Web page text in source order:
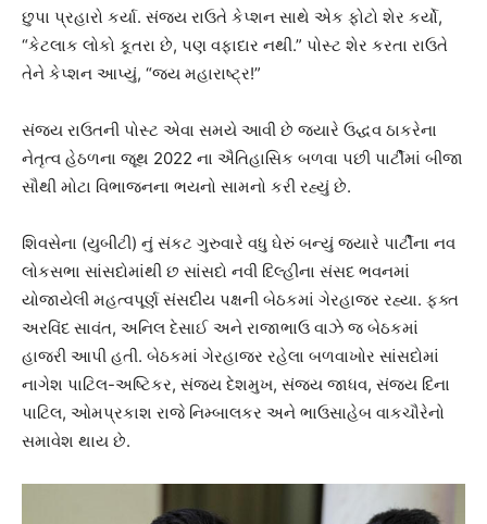
છુપા પ્રહારો કર્યા. સંજય રાઉતે કેપ્શન સાથે એક ફોટો શેર કર્યો,
“કેટલાક લોકો કૂતરા છે, પણ વફાદાર નથી.” પોસ્ટ શેર કરતા રાઉતે
તેને કેપ્શન આપ્યું, “જય મહારાષ્ટ્ર!”
સંજય રાઉતની પોસ્ટ એવા સમયે આવી છે જ્યારે ઉદ્ધવ ઠાકરેના
નેતૃત્વ હેઠળના જૂથ 2022 ના ઐતિહાસિક બળવા પછી પાર્ટીમાં બીજા
સૌથી મોટા વિભાજનના ભયનો સામનો કરી રહ્યું છે.
શિવસેના (યુબીટી) નું સંકટ ગુરુવારે વધુ ઘેરું બન્યું જ્યારે પાર્ટીના નવ
લોકસભા સાંસદોમાંથી છ સાંસદો નવી દિલ્હીના સંસદ ભવનમાં
યોજાયેલી મહત્વપૂર્ણ સંસદીય પક્ષની બેઠકમાં ગેરહાજર રહ્યા. ફક્ત
અરવિંદ સાવંત, અનિલ દેસાઈ અને રાજાભાઉ વાઝે જ બેઠકમાં
હાજરી આપી હતી. બેઠકમાં ગેરહાજર રહેલા બળવાખોર સાંસદોમાં
નાગેશ પાટિલ-અષ્ટિકર, સંજય દેશમુખ, સંજય જાધવ, સંજય દિના
પાટિલ, ઓમપ્રકાશ રાજે નિમ્બાલકર અને ભાઉસાહેબ વાકચૌરેનો
સમાવેશ થાય છે.